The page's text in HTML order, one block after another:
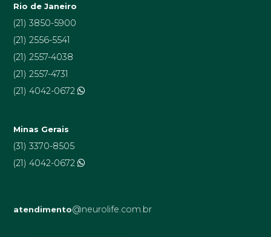
Rio de Janeiro
(21) 3850-5900
(21) 2556-5541
(21) 2557-4038
(21) 2557-4731
(21) 4042-0672
Minas Gerais
(31) 3370-8505
(21) 4042-0672
atendimento@neurolife.com.br